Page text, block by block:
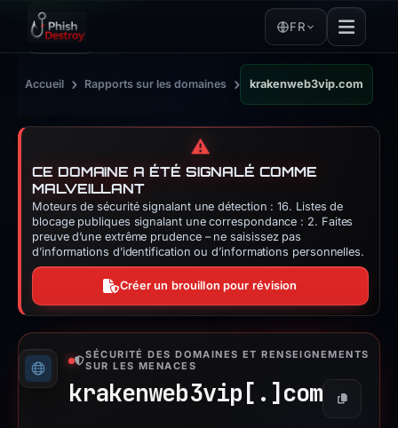
FR
Accueil › Rapports sur les domaines › krakenweb3vip.com
⚠️
CE DOMAINE A ÉTÉ SIGNALÉ COMME
MALVEILLANT
Moteurs de sécurité signalant une détection : 16. Listes de
blocage publiques signalant une correspondance : 2. Faites
preuve d’une extrême prudence – ne saisissez pas
d’informations d’identification ou d’informations personnelles.
Créer un brouillon pour révision
SÉCURITÉ DES DOMAINES ET RENSEIGNEMENTS
SUR LES MENACES
krakenweb3vip[.] com Copier